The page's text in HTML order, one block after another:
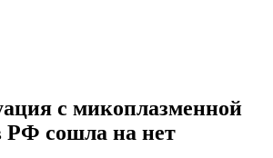
с микоплазменной
РФ сошла на нет